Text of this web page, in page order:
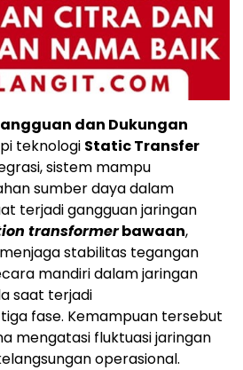
dan Dukungan
teknologi Static Transfer
sistem mampu
sumber daya dalam
terjadi gangguan jaringan
transformerbawaan,
stabilitas tegangan
mandiri dalam jaringan
saat terjadi
fase. Kemampuan tersebut
mengatasi fluktuasi jaringan
operasional.